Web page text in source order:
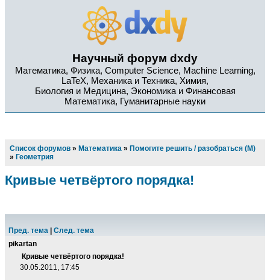
Научный форум dxdy
Математика, Физика, Computer Science, Machine Learning,
LaTeX, Механика и Техника, Химия,
Биология и Медицина, Экономика и Финансовая
Математика, Гуманитарные науки
Список форумов » Математика » Помогите решить / разобраться (М)
» Геометрия
Кривые четвёртого порядка!
Пред. тема
След. тема
pikartan
Кривые четвёртого порядка!
30.05.2011, 17:45